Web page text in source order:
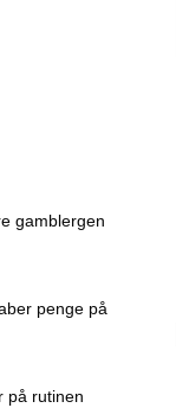
gamblergen
penge på
på rutinen